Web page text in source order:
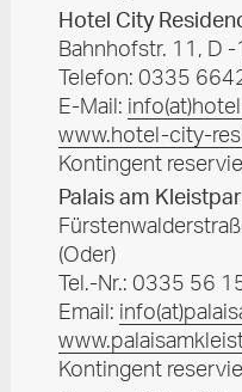
Hotel City
Bahnhofstr. 11, D
Telefon: 0335
E-Mail: info(at)
www.hotel-city-
Kontingent
Palais am
(Oder)
Tel.-Nr.: 0335 56
Email: info(at)
Kontingent